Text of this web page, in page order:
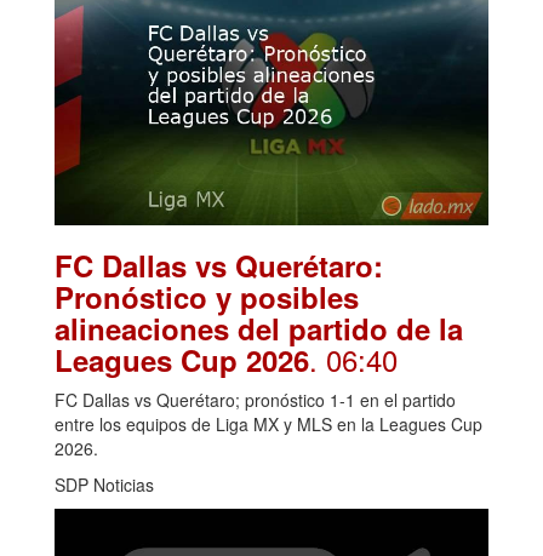
FC Dallas vs Querétaro:
Pronóstico y posibles
alineaciones del partido de la
Leagues Cup 2026. 06:40
FC Dallas vs Querétaro; pronóstico 1-1 en el partido
entre los equipos de Liga MX y MLS en la Leagues Cup
2026.
SDP Noticias